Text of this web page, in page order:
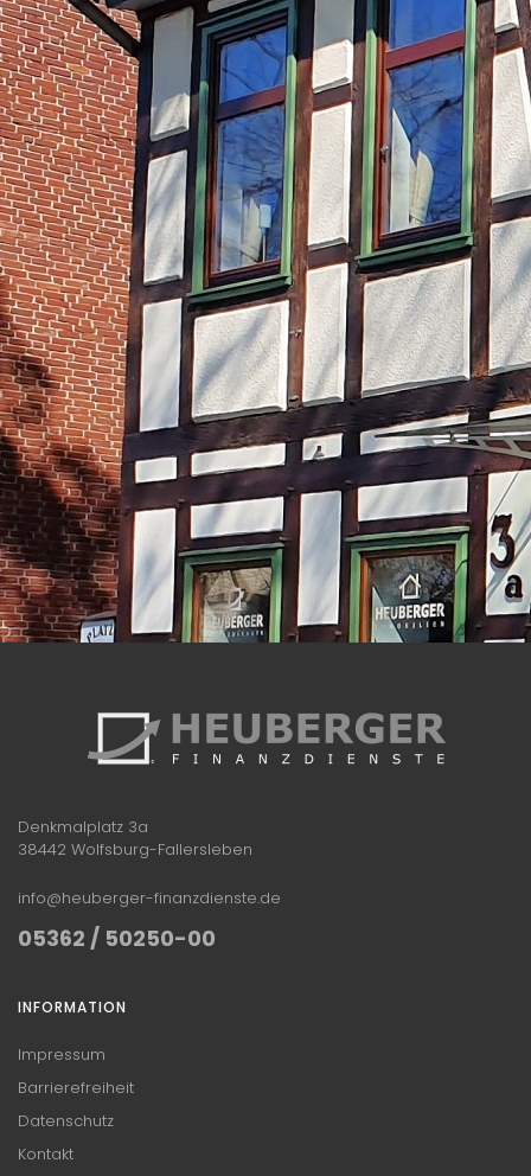
Denkmalplatz 3a
38442 Wolfsburg-Fallersleben
info@heuberger-finanzdienste.de
05362 / 50250-00
INFORMATION
Impressum
Barrierefreiheit
Datenschutz
Kontakt